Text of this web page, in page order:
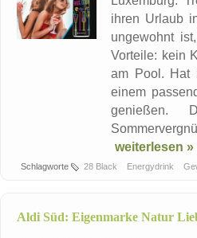
ihren Urlaub
ungewohnt
Vorteile: kein
am Pool. Hat
einem
genießen.
weiterlesen »
Schlagworte 28 Black Energydrink
Aldi Süd: Eigenmarke Natur